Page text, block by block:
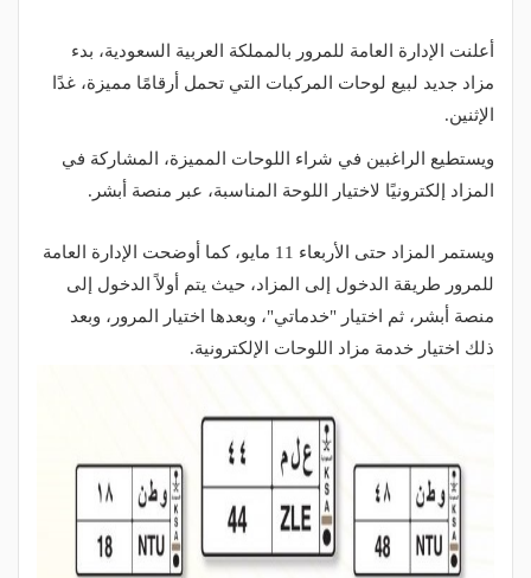
أعلنت الإدارة العامة للمرور بالمملكة العربية السعودية، بدء
مزاد جديد لبيع لوحات المركبات التي تحمل أرقامًا مميزة، غدًا
الإثنين.
ويستطيع الراغبين في شراء اللوحات المميزة، المشاركة في
المزاد إلكترونيًا لاختيار اللوحة المناسبة، عبر منصة أبشر.
ويستمر المزاد حتى الأربعاء 11 مايو، كما أوضحت الإدارة العامة
للمرور طريقة الدخول إلى المزاد، حيث يتم أولاً الدخول إلى
منصة أبشر، ثم اختيار "خدماتي"، وبعدها اختيار المرور، وبعد
ذلك اختيار خدمة مزاد اللوحات الإلكترونية.